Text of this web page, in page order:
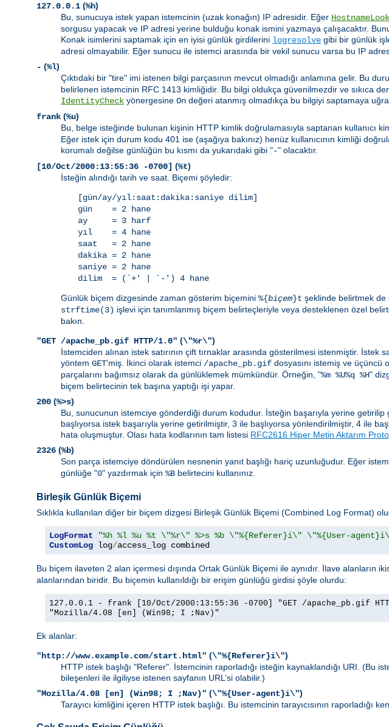
127.0.0.1 (%h)
Bu, sunucuya istek yapan istemcinin (uzak konağın) IP adresidir. Eğer
sorgusu yapacak ve IP adresi yerine bulduğu konak ismini yazmaya çalışacaktır.
Konak isimlerini saptamak için en iyisi günlük girdilerini logresolve gibi bir günlük
adresi olmayabilir. Eğer sunucu ile istemci arasında bir vekil sunucu varsa bu IP
- (%l)
Çıktıdaki bir "tire" imi istenen bilgi parçasının mevcut olmadığı anlamına gelir. Bu
belirlenen istemcinin RFC 1413 kimliğidir. Bu bilgi oldukça güvenilmezdir ve sıkıca
IdentityCheck yönergesine On değeri atanmış olmadıkça bu bilgiyi saptamaya
frank (%u)
Bu, belge isteğinde bulunan kişinin HTTP kimlik doğrulamasıyla saptanan kullanıcı
Eğer istek için durum kodu 401 ise (aşağıya bakınız) henüz kullanıcının kimliği
korumalı değilse günlüğün bu kısmı da yukarıdaki gibi "-" olacaktır.
[10/Oct/2000:13:55:36 -0700] (%t)
İsteğin alındığı tarih ve saat. Biçemi şöyledir:
[gün/ay/yıl:saat:dakika:saniye dilim]
gün = 2 hane
ay = 3 harf
yıl = 4 hane
saat = 2 hane
dakika = 2 hane
saniye = 2 hane
dilim = (`+' | `-') 4 hane
Günlük biçem dizgesinde zaman gösterim biçemini %{biçem}t şeklinde belirtmek
strftime(3) işlevi için tanımlanmış biçem belirteçleriyle veya desteklenen özel
bakın.
"GET /apache_pb.gif HTTP/1.0" (\"%r\")
İstemciden alınan istek satırının çift tırnaklar arasında gösterilmesi istenmiştir. İstek
yöntem GET’miş. İkinci olarak istemci /apache_pb.gif dosyasını istemiş ve üçüncü
parçalarını bağımsız olarak da günlüklemek mümkündür. Örneğin, "%m %U%q %H"
biçem belirtecinin tek başına yaptığı işi yapar.
200 (%>s)
Bu, sunucunun istemciye gönderdiği durum kodudur. İsteğin başarıyla yerine
başlıyorsa istek başarıyla yerine getirilmiştir, 3 ile başlıyorsa yönlendirilmiştir, 4 ile
hata oluşmuştur. Olası hata kodlarının tam listesi RFC2616 Hiper Metin Aktarım
2326 (%b)
Son parça istemciye döndürülen nesnenin yanıt başlığı hariç uzunluğudur. Eğer
günlüğe "0" yazdırmak için %B belirtecini kullanınız.
Birleşik Günlük Biçemi
Sıklıkla kullanılan diğer bir biçem dizgesi Birleşik Günlük Biçemi (Combined Log Format)
LogFormat "%h %l %u %t \"%r\" %>s %b \"%{Referer}i\" \"%{User-
CustomLog log/access_log combined
Bu biçem ilaveten 2 alan içermesi dışında Ortak Günlük Biçemi ile aynıdır. İlave alanların
alanlarından biridir. Bu biçemin kullanıldığı bir erişim günlüğü girdisi şöyle olurdu:
127.0.0.1 - frank [10/Oct/2000:13:55:36 -0700] "GET /apache_pb.gif
"Mozilla/4.08 [en] (Win98; I ;Nav)"
Ek alanlar:
"http://www.example.com/start.html" (\"%{Referer}i\")
HTTP istek başlığı "Referer". İstemcinin raporladığı isteğin kaynaklandığı URI. (Bu
bileşenleri ile ilgiliyse istenen sayfanın URL’si olabilir.)
"Mozilla/4.08 [en] (Win98; I ;Nav)" (\"%{User-agent}i\")
Tarayıcı kimliğini içeren HTTP istek başlığı. Bu istemcinin tarayıcısının raporladığı